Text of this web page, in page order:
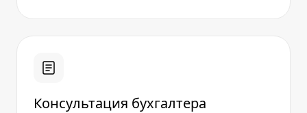
Консультация бухгалтера